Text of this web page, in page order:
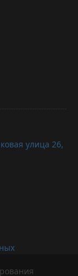
улица 26,